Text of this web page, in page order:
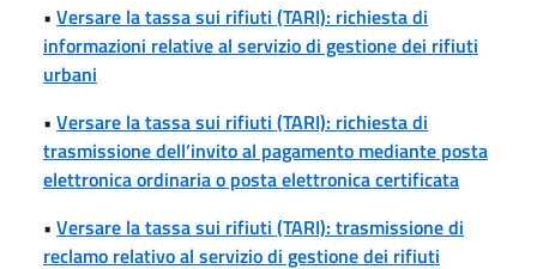
• Versare la tassa sui rifiuti (TARI): richiesta di
informazioni relative al servizio di gestione dei rifiuti
urbani
• Versare la tassa sui rifiuti (TARI): richiesta di
trasmissione dell’invito al pagamento mediante posta
elettronica ordinaria o posta elettronica certificata
• Versare la tassa sui rifiuti (TARI): trasmissione di
reclamo relativo al servizio di gestione dei rifiuti